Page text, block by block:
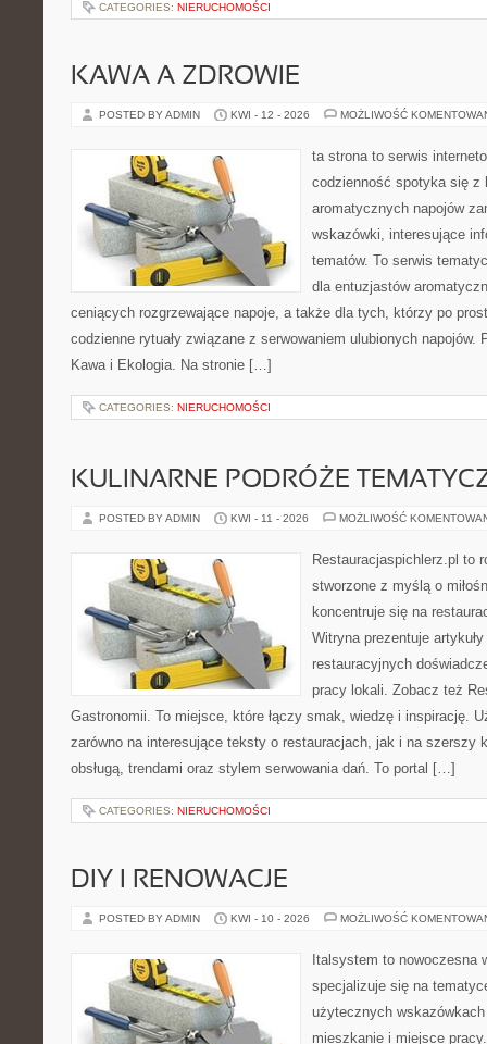
CATEGORIES: NIERUCHOMOŚCI
KAWA A ZDROWIE
POSTED BY ADMIN KWI - 12 - 2026 MOŻLIWOŚĆ
ta strona to serwis
codzienność spotyka się z
aromatycznych napojów
wskazówki, interesujące
tematów. To serwis
dla entuzjastów
ceniących rozgrzewające napoje, a także dla tych, którzy po
codzienne rytuały związane z serwowaniem ulubionych napojów.
Kawa i Ekologia. Na stronie […]
CATEGORIES: NIERUCHOMOŚCI
KULINARNE PODRÓŻE
POSTED BY ADMIN KWI - 11 - 2026 MOŻLIWOŚĆ
Restauracjaspichlerz.pl to
stworzone z myślą o
koncentruje się na
Witryna prezentuje
restauracyjnych
pracy lokali. Zobacz też
Gastronomii. To miejsce, które łączy smak, wiedzę i inspirację.
zarówno na interesujące teksty o restauracjach, jak i na szerszy
obsługą, trendami oraz stylem serwowania dań. To portal […]
CATEGORIES: NIERUCHOMOŚCI
DIY I RENOWACJE
POSTED BY ADMIN KWI - 10 - 2026 MOŻLIWOŚĆ
Italsystem to nowoczesna
specjalizuje się na
użytecznych
mieszkanie i miejsce